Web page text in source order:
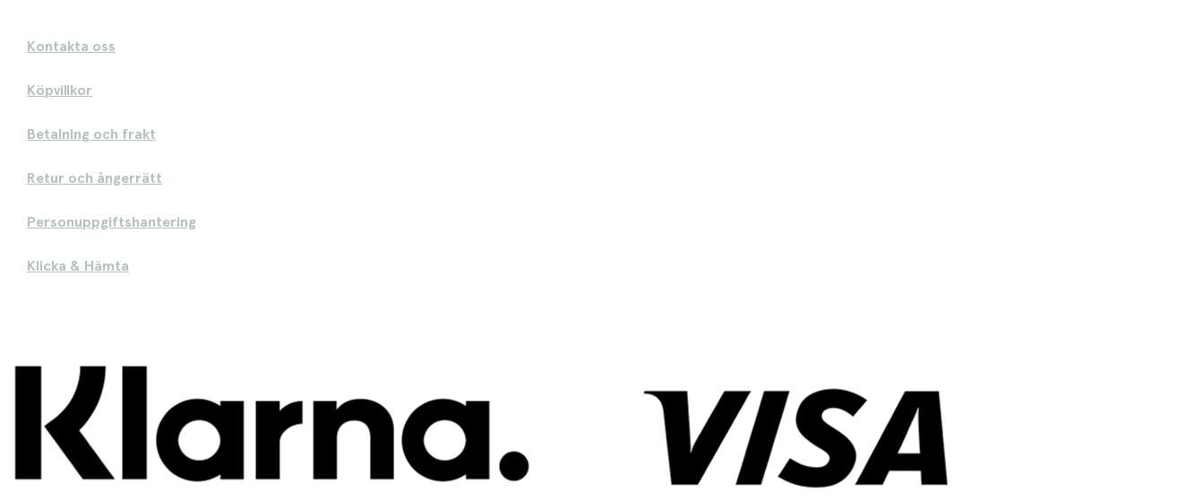
Kontakta oss
Köpvillkor
Betalning och frakt
Retur och ångerrätt
Personuppgiftshantering
Klicka & Hämta